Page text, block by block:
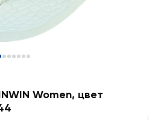
Women, цвет